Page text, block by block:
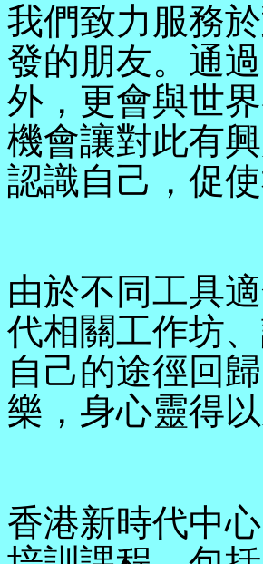
我們致力服務
發的朋友。通
外，更會與世
機會讓對此有
認識自己，促
由於不同工具
代相關工作坊
自己的途徑回
樂，身心靈得以
香港新時代中